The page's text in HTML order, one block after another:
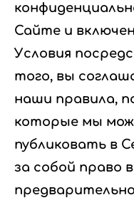
Сайте и
Условия
того, вы
наши правила,
которые мы
публиковать в
за собой право